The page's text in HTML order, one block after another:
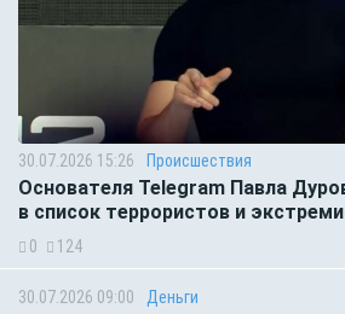
30.07.2026 15:26 Происшествия
Основателя Telegram Павла
в список террористов и
0 124
30.07.2026 09:00 Деньги